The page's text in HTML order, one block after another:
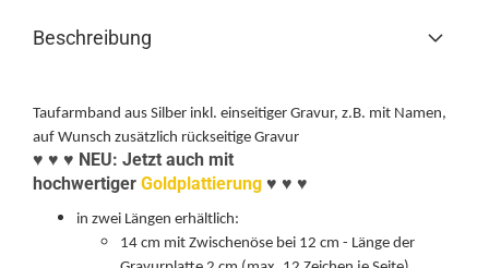
Beschreibung
Taufarmband aus Silber inkl. einseitiger Gravur, z.B. mit Namen,
auf Wunsch zusätzlich rückseitige Gravur
♥ ♥ ♥ NEU: Jetzt auch mit
hochwertiger Goldplattierung ♥ ♥ ♥
in zwei Längen erhältlich:
14 cm mit Zwischenöse bei 12 cm - Länge der